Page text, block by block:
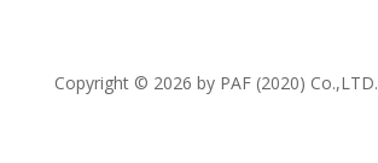
Copyright © 2026 by PAF (2020) Co.,LTD.